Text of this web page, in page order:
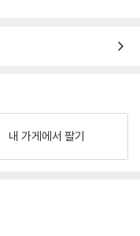
내 가게에서 팔기